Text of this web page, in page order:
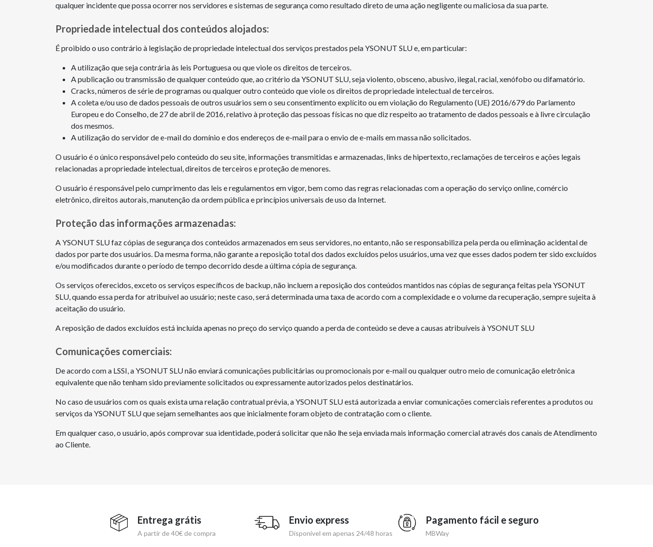
qualquer incidente que possa ocorrer nos servidores e sistemas de segurança como resultado direto de uma ação negligente ou maliciosa da sua parte.
Propriedade intelectual dos conteúdos alojados:
É proibido o uso contrário à legislação de propriedade intelectual dos serviços prestados pela YSONUT SLU e, em particular:
A utilização que seja contrária às leis Portuguesa ou que viole os direitos de terceiros.
A publicação ou transmissão de qualquer conteúdo que, ao critério da YSONUT SLU, seja violento, obsceno, abusivo, ilegal, racial, xenófobo ou difamatório.
Cracks, números de série de programas ou qualquer outro conteúdo que viole os direitos de propriedade intelectual de terceiros.
A coleta e/ou uso de dados pessoais de outros usuários sem o seu consentimento explícito ou em violação do Regulamento (UE) 2016/679 do Parlamento
Europeu e do Conselho, de 27 de abril de 2016, relativo à proteção das pessoas físicas no que diz respeito ao tratamento de dados pessoais e à livre circulação
dos mesmos.
A utilização do servidor de e-mail do domínio e dos endereços de e-mail para o envio de e-mails em massa não solicitados.
O usuário é o único responsável pelo conteúdo do seu site, informações transmitidas e armazenadas, links de hipertexto, reclamações de terceiros e ações legais
relacionadas a propriedade intelectual, direitos de terceiros e proteção de menores.
O usuário é responsável pelo cumprimento das leis e regulamentos em vigor, bem como das regras relacionadas com a operação do serviço online, comércio
eletrônico, direitos autorais, manutenção da ordem pública e princípios universais de uso da Internet.
Proteção das informações armazenadas:
A YSONUT SLU faz cópias de segurança dos conteúdos armazenados em seus servidores, no entanto, não se responsabiliza pela perda ou eliminação acidental de
dados por parte dos usuários. Da mesma forma, não garante a reposição total dos dados excluídos pelos usuários, uma vez que esses dados podem ter sido excluídos
e/ou modificados durante o período de tempo decorrido desde a última cópia de segurança.
Os serviços oferecidos, exceto os serviços específicos de backup, não incluem a reposição dos conteúdos mantidos nas cópias de segurança feitas pela YSONUT
SLU, quando essa perda for atribuível ao usuário; neste caso, será determinada uma taxa de acordo com a complexidade e o volume da recuperação, sempre sujeita à
aceitação do usuário.
A reposição de dados excluídos está incluída apenas no preço do serviço quando a perda de conteúdo se deve a causas atribuíveis à YSONUT SLU
Comunicações comerciais:
De acordo com a LSSI, a YSONUT SLU não enviará comunicações publicitárias ou promocionais por e-mail ou qualquer outro meio de comunicação eletrônica
equivalente que não tenham sido previamente solicitados ou expressamente autorizados pelos destinatários.
No caso de usuários com os quais exista uma relação contratual prévia, a YSONUT SLU está autorizada a enviar comunicações comerciais referentes a produtos ou
serviços da YSONUT SLU que sejam semelhantes aos que inicialmente foram objeto de contratação com o cliente.
Em qualquer caso, o usuário, após comprovar sua identidade, poderá solicitar que não lhe seja enviada mais informação comercial através dos canais de Atendimento
ao Cliente.
Entrega grátis
A partir de 40€ de compra
Envio express
Disponível em apenas 24/48 horas
Pagamento fácil e seguro
MBWay